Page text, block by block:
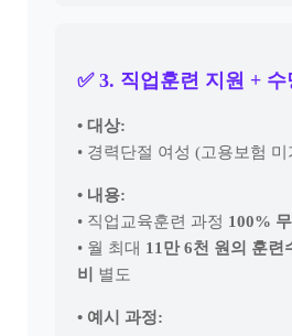
✅ 3. 직업훈련 지원 + 수
• 대상:
• 경력단절 여성 (고용보험
• 내용:
• 직업교육훈련 과정 100%
• 월 최대 11만 6천 원의 훈련
비
별도
• 예시 과정: